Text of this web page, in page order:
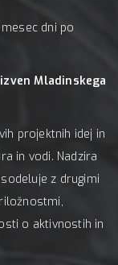
dni po
Mladinskega
projektnih idej in
in vodi. Nadzira
z drugimi
o aktivnostih in